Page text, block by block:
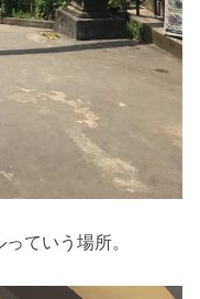
ていう場所。